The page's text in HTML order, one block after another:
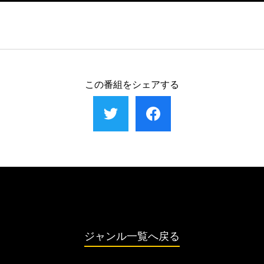
鳥ハイイロペリカンなどの姿を紹介する。
この番組をシェアする
ジャンル一覧へ戻る